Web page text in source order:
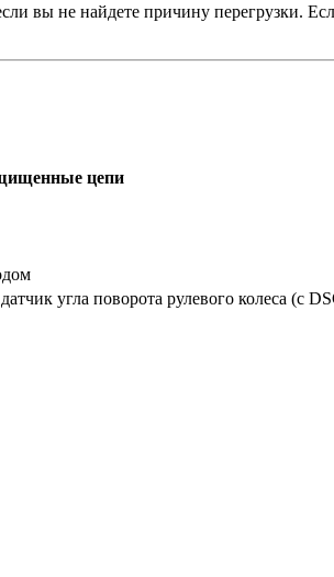
вы не найдете причину перегрузки.
цепи
угла поворота рулевого колеса (с